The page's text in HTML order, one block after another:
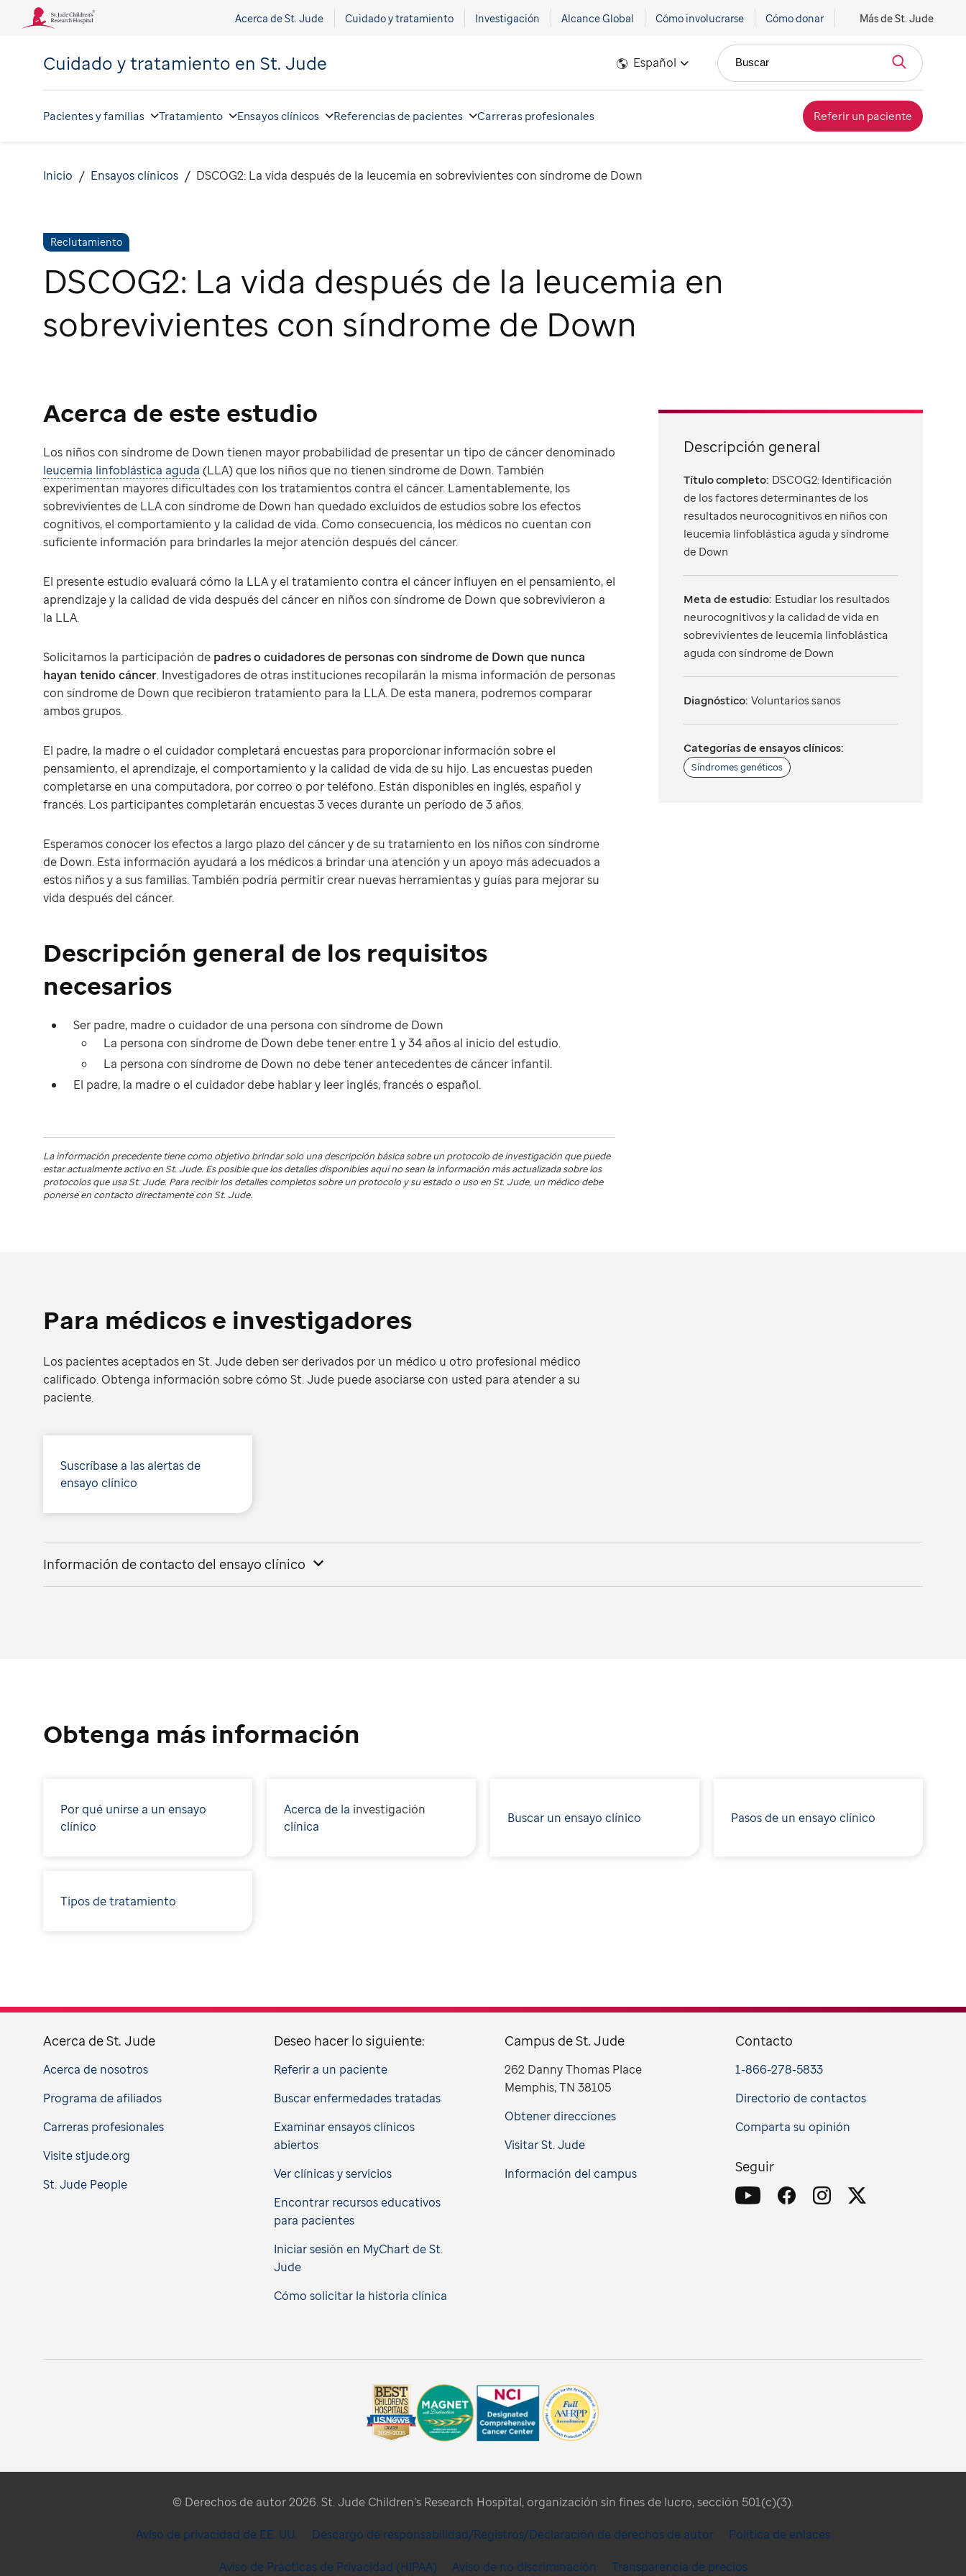
Acerca de St. Jude Cuidado y tratamiento Investigación Alcance Global Cómo involucrarse Cómo donar Más de St. Jude
Cuidado y tratamiento en St. Jude Español Buscar
Pacientes y familias Tratamiento Ensayos clínicos Referencias de pacientes Carreras profesionales Referir un paciente
Inicio Ensayos clínicos DSCOG2: La vida después de la leucemia en sobrevivientes con síndrome de Down
Reclutamiento
DSCOG2: La vida después de la leucemia en
sobrevivientes con síndrome de Down
Acerca de este estudio
Los niños con síndrome de Down tienen mayor probabilidad de presentar un tipo de cáncer denominado
leucemia linfoblástica aguda (LLA) que los niños que no tienen síndrome de Down. También
experimentan mayores dificultades con los tratamientos contra el cáncer. Lamentablemente, los
sobrevivientes de LLA con síndrome de Down han quedado excluidos de estudios sobre los efectos
cognitivos, el comportamiento y la calidad de vida. Como consecuencia, los médicos no cuentan con
suficiente información para brindarles la mejor atención después del cáncer.
El presente estudio evaluará cómo la LLA y el tratamiento contra el cáncer influyen en el pensamiento, el
aprendizaje y la calidad de vida después del cáncer en niños con síndrome de Down que sobrevivieron a
la LLA.
Solicitamos la participación de padres o cuidadores de personas con síndrome de Down que nunca
hayan tenido cáncer. Investigadores de otras instituciones recopilarán la misma información de personas
con síndrome de Down que recibieron tratamiento para la LLA. De esta manera, podremos comparar
ambos grupos.
El padre, la madre o el cuidador completará encuestas para proporcionar información sobre el
pensamiento, el aprendizaje, el comportamiento y la calidad de vida de su hijo. Las encuestas pueden
completarse en una computadora, por correo o por teléfono. Están disponibles en inglés, español y
francés. Los participantes completarán encuestas 3 veces durante un período de 3 años.
Esperamos conocer los efectos a largo plazo del cáncer y de su tratamiento en los niños con síndrome
de Down. Esta información ayudará a los médicos a brindar una atención y un apoyo más adecuados a
estos niños y a sus familias. También podría permitir crear nuevas herramientas y guías para mejorar su
vida después del cáncer.
Descripción general de los requisitos
necesarios
Ser padre, madre o cuidador de una persona con síndrome de Down
La persona con síndrome de Down debe tener entre 1 y 34 años al inicio del estudio.
La persona con síndrome de Down no debe tener antecedentes de cáncer infantil.
El padre, la madre o el cuidador debe hablar y leer inglés, francés o español.
La información precedente tiene como objetivo brindar solo una descripción básica sobre un protocolo de investigación que puede
estar actualmente activo enSt. Jude. Es posible que los detalles disponibles aquí no sean la información más actualizada sobre los
protocolos que usaSt. Jude. Para recibir los detalles completos sobre un protocolo y su estado o uso enSt. Jude, un médico debe
ponerse en contacto directamente con St. Jude.
Descripción general
Título completo: DSCOG2: Identificación
de los factores determinantes de los
resultados neurocognitivos en niños con
leucemia linfoblástica aguda y síndrome
de Down
Meta de estudio: Estudiar los resultados
neurocognitivos y la calidad de vida en
sobrevivientes de leucemia linfoblástica
aguda con síndrome de Down
Diagnóstico: Voluntarios sanos
Categorías de ensayos clínicos:
Síndromes genéticos
Para médicos e investigadores
Los pacientes aceptados en St. Jude deben ser derivados por un médico u otro profesional médico
calificado. Obtenga información sobre cómo St. Jude puede asociarse con usted para atender a su
paciente.
Suscríbase a las alertas de
ensayo clínico
Información de contacto del ensayo clínico
Obtenga más información
Por qué unirse a un ensayo
clínico
Acerca de la investigación
clínica
Buscar un ensayo clínico Pasos de un ensayo clínico
Tipos de tratamiento
Acerca de St. Jude
Acerca de nosotros
Programa de afiliados
Carreras profesionales
Visite stjude.org
St. Jude People
Deseo hacer lo siguiente:
Referir a un paciente
Buscar enfermedades tratadas
Examinar ensayos clínicos
abiertos
Ver clínicas y servicios
Encontrar recursos educativos
para pacientes
Iniciar sesión en MyChart de St.
Jude
Cómo solicitar la historia clínica
Campus de St. Jude
262 Danny Thomas Place
Memphis, TN 38105
Obtener direcciones
Visitar St. Jude
Información del campus
Contacto
1-866-278-5833
Directorio de contactos
Comparta su opinión
Seguir
© Derechos de autor 2026. St. Jude Children’s Research Hospital, organización sin fines de lucro, sección 501(c)(3).
Aviso de privacidad de EE. UU. Descargo de responsabilidad/Registros/Declaración de derechos de autor Política de enlaces
Aviso de Prácticas de Privacidad (HIPAA) Aviso de no discriminación Transparencia de precios